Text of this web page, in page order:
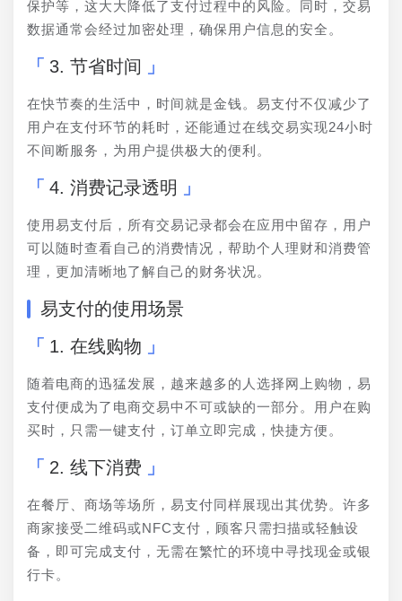
保护等，这大大降低了支付过程中的风险。同时，交易
数据通常会经过加密处理，确保用户信息的安全。
3. 节省时间
在快节奏的生活中，时间就是金钱。易支付不仅减少了
用户在支付环节的耗时，还能通过在线交易实现24小时
不间断服务，为用户提供极大的便利。
4. 消费记录透明
使用易支付后，所有交易记录都会在应用中留存，用户
可以随时查看自己的消费情况，帮助个人理财和消费管
理，更加清晰地了解自己的财务状况。
易支付的使用场景
1. 在线购物
随着电商的迅猛发展，越来越多的人选择网上购物，易
支付便成为了电商交易中不可或缺的一部分。用户在购
买时，只需一键支付，订单立即完成，快捷方便。
2. 线下消费
在餐厅、商场等场所，易支付同样展现出其优势。许多
商家接受二维码或NFC支付，顾客只需扫描或轻触设
备，即可完成支付，无需在繁忙的环境中寻找现金或银
行卡。